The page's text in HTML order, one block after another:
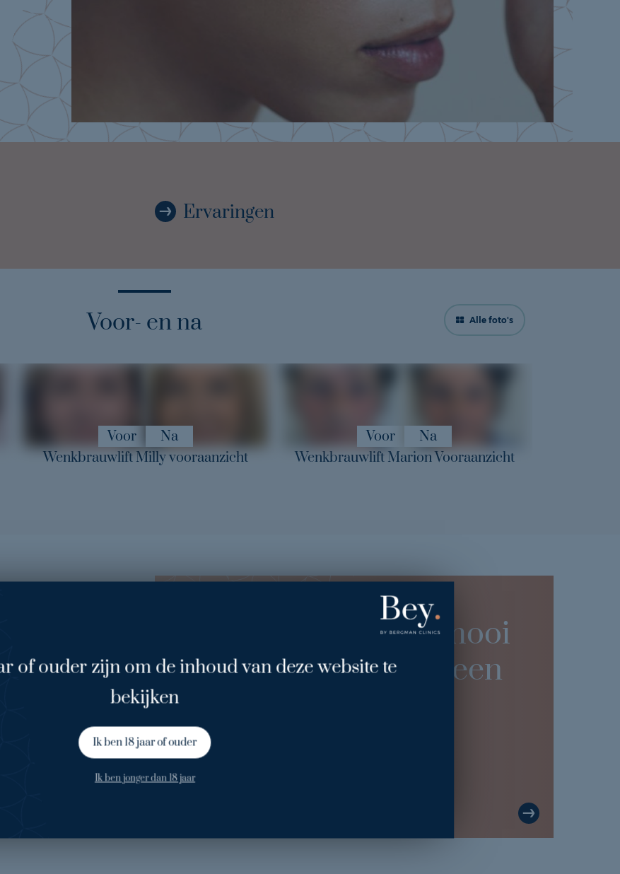
of ouder zijn om de inhoud van deze website te
bekijken
Ik ben 18 jaar of ouder
Ik ben jonger dan 18 jaar
Voor en Na foto's...
Ervaringen
Voor- en na Alle foto's
Voor
Na
Wenkbrauwlift Milly vooraanzicht
Voor
Na
Wenkbrauwlift Marion Vooraanzicht
goed
meer
"Ik vind het heel mooi
geworden. Ik heb geen
hoofdpijn meer."